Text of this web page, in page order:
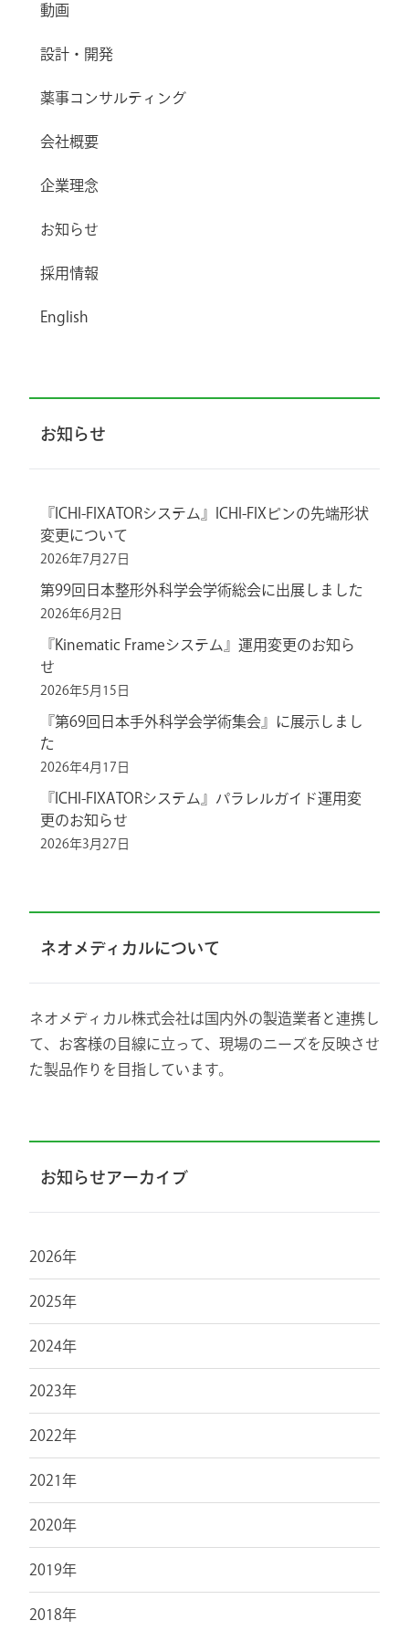
動画
設計・開発
薬事コンサルティング
会社概要
企業理念
お知らせ
採用情報
English
お知らせ
『ICHI-FIXATORシステム』ICHI-FIXピンの先端形状
変更について
2026年7月27日
第99回日本整形外科学会学術総会に出展しました
2026年6月2日
『Kinematic Frameシステム』運用変更のお知ら
せ
2026年5月15日
『第69回日本手外科学会学術集会』に展示しまし
た
2026年4月17日
『ICHI-FIXATORシステム』パラレルガイド運用変
更のお知らせ
2026年3月27日
ネオメディカルについて
ネオメディカル株式会社は国内外の製造業者と連携し
て、お客様の目線に立って、現場のニーズを反映させ
た製品作りを目指しています。
お知らせアーカイブ
2026年
2025年
2024年
2023年
2022年
2021年
2020年
2019年
2018年